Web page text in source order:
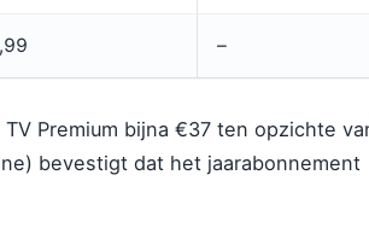
–
Premium bijna €37 ten opzichte
bevestigt dat het jaarabonnement